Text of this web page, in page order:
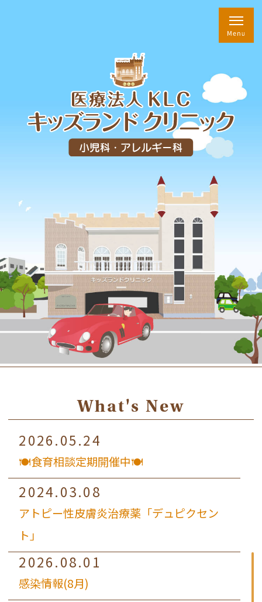
What's New
2026.05.24
🍽食育相談定期開催中🍽
2024.03.08
アトピー性皮膚炎治療薬「デュピクセン
ト」
2026.08.01
感染情報(8月)